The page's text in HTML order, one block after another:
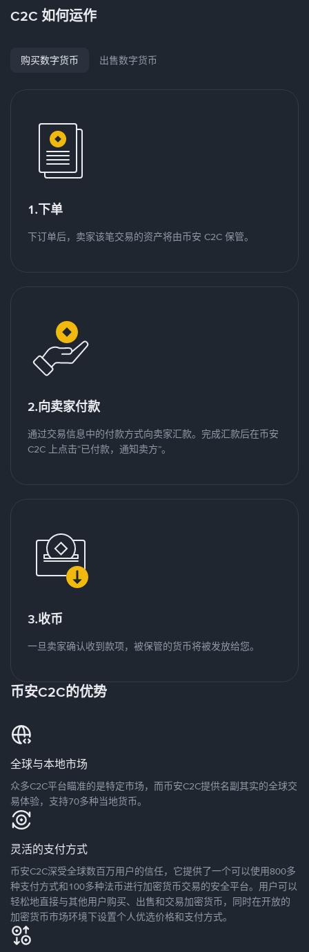
C2C 如何运作
购买数字货币 出售数字货币
1.下单
下订单后，卖家该笔交易的资产将由币安 C2C 保管。
2.向卖家付款
通过交易信息中的付款方式向卖家汇款。完成汇款后在币安
C2C 上点击“已付款，通知卖方”。
3.收币
一旦卖家确认收到款项，被保管的货币将被发放给您。
币安C2C的优势
全球与本地市场
众多C2C平台瞄准的是特定市场，而币安C2C提供名副其实的全球交
易体验，支持70多种当地货币。
灵活的支付方式
币安C2C深受全球数百万用户的信任，它提供了一个可以使用800多
种支付方式和100多种法币进行加密货币交易的安全平台。用户可以
轻松地直接与其他用户购买、出售和交易加密货币，同时在开放的
加密货币市场环境下设置个人优选价格和支付方式。